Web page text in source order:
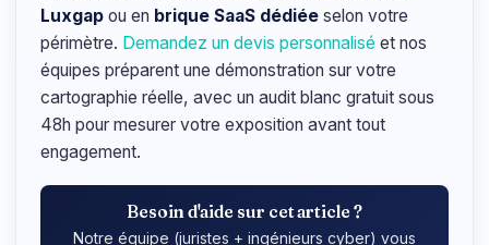
Luxgap ou en brique SaaS dédiée selon votre
périmètre. Demandez un devis personnalisé et nos
équipes préparent une démonstration sur votre
cartographie réelle, avec un audit blanc gratuit sous
48h pour mesurer votre exposition avant tout
engagement.
Besoin d'aide sur cet article ?
Notre équipe (juristes + ingénieurs cyber) vous